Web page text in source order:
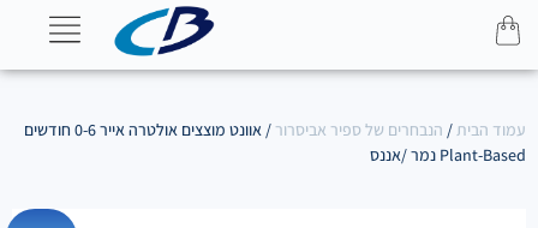
עמוד הבית/ הנבחרים של ספיר אביסרור
/ אוונט מוצצים אולטרה אייר 0-6 חודשים
Plant-Based נמר /אננס